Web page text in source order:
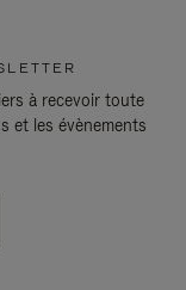
à recevoir toute
et les évènements